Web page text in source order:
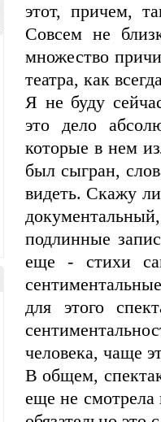
этот, причем,
Совсем не
множество
театра, как
Я не буду
это дело
которые в нем
был сыгран,
видеть. Скажу
подлинные
еще - стихи
для этого
человека, чаще
В общем,
еще не смотрела